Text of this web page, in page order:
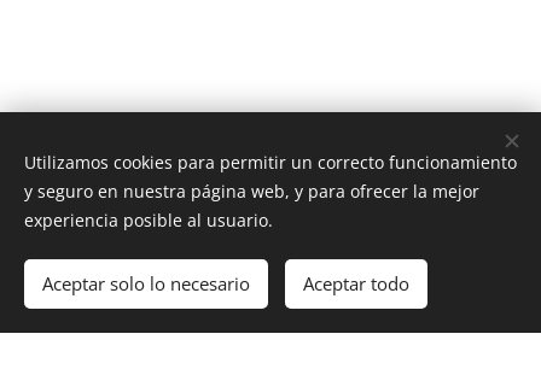
Unione Superiori Generali - Via dei Penitenzieri 19 -00193 ROMA
Cookies
Idiomas
Italiano
English Français Español
Utilizamos cookies para permitir un correcto funcionamiento
y seguro en nuestra página web, y para ofrecer la mejor
experiencia posible al usuario.
Aceptar solo lo necesario Aceptar todo